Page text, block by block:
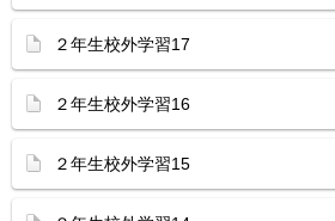
２年生校外学習17
２年生校外学習16
２年生校外学習15